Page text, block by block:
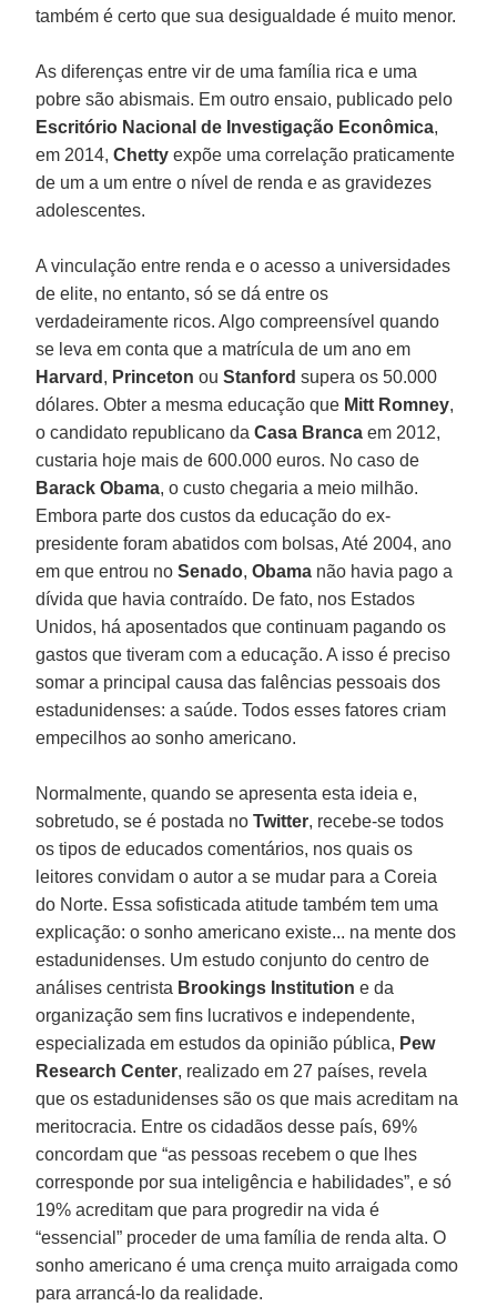
também é certo que sua desigualdade é muito menor.
As diferenças entre vir de uma família rica e uma
pobre são abismais. Em outro ensaio, publicado pelo
Escritório Nacional de Investigação Econômica,
em 2014,Chetty expõe uma correlação praticamente
de um a um entre o nível de renda e as gravidezes
adolescentes.
A vinculação entre renda e o acesso a universidades
de elite, no entanto, só se dá entre os
verdadeiramente ricos. Algo compreensível quando
se leva em conta que a matrícula de um ano em
Harvard , Princeton ouStanford supera os 50.000
dólares. Obter a mesma educação que Mitt Romney,
o candidato republicano daCasa Branca em 2012,
custaria hoje mais de 600.000 euros. No caso de
Barack Obama, o custo chegaria a meio milhão.
Embora parte dos custos da educação do ex-
presidente foram abatidos com bolsas, Até 2004, ano
em que entrou noSenado,Obama não havia pago a
dívida que havia contraído. De fato, nos Estados
Unidos, há aposentados que continuam pagando os
gastos que tiveram com a educação. A isso é preciso
somar a principal causa das falências pessoais dos
estadunidenses: a saúde. Todos esses fatores criam
empecilhos ao sonho americano.
Normalmente, quando se apresenta esta ideia e,
sobretudo, se é postada noTwitter, recebe-se todos
os tipos de educados comentários, nos quais os
leitores convidam o autor a se mudar para a Coreia
do Norte. Essa sofisticada atitude também tem uma
explicação: o sonho americano existe... na mente dos
estadunidenses. Um estudo conjunto do centro de
análises centrista Brookings Institution e da
organização sem fins lucrativos e independente,
especializada em estudos da opinião pública, Pew
Research Center, realizado em 27 países, revela
que os estadunidenses são os que mais acreditam na
meritocracia. Entre os cidadãos desse país, 69%
concordam que “as pessoas recebem o que lhes
corresponde por sua inteligência e habilidades”, e só
19% acreditam que para progredir na vida é
“essencial” proceder de uma família de renda alta. O
sonho americano é uma crença muito arraigada como
para arrancá-lo da realidade.